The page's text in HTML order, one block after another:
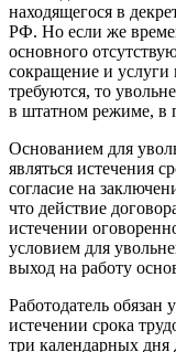
находящегося в
РФ. Но если же
основного
сокращение и услуги
требуются, то
в штатном режиме, в
Основанием для
являться истечения
согласие на
что действие
истечении
условием для
выход на работу
Работодатель обязан
истечении срока
три календарных дня